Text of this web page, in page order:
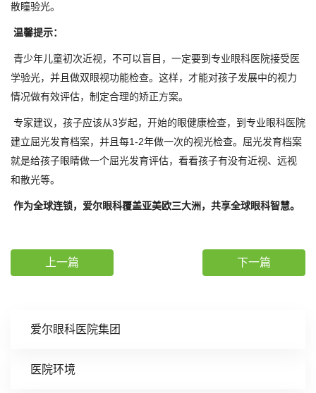
爱尔眼科医院集团
医院环境
散瞳验光。
温馨提示：
青少年儿童初次近视，不可以盲目，一定要到专业眼科医院接受医
学验光，并且做双眼视功能检查。这样，才能对孩子发展中的视力
情况做有效评估，制定合理的矫正方案。
专家建议，孩子应该从3岁起，开始的眼健康检查，到专业眼科医院
建立屈光发育档案，并且每1-2年做一次的视光检查。屈光发育档案
就是给孩子眼睛做一个屈光发育评估，看看孩子有没有近视、远视
和散光等。
作为全球连锁，爱尔眼科覆盖亚美欧三大洲，共享全球眼科智慧。
上一篇 下一篇